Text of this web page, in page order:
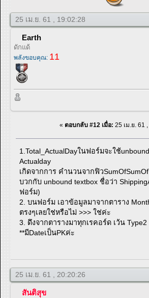
25 เม.ย. 61 , 19:02:28
Earth
ดักแด้
พลังขอบคุณ: 11
« ตอบกลับ #12 เมื่อ: 25 เม.ย. 61
1.Total_ActualDayในฟอร์มจะใช้
Actualday
เกิดจากการ คำนวนจากฟิว
บวกกับ unbound textbox ชื่อว่า
ฟอร์ม)
2. บนฟอร์ม เอาข้อมูลมาจากตาราง
ตรงๆเลยใช่หรือไม่ >>> ใช่ค่ะ
3. ดึงจากตารางมาทุกเรคอร์ด เว้น Type2
**มีDateเป็นPKค่ะ
25 เม.ย. 61 , 20:20:26
สันติสุข